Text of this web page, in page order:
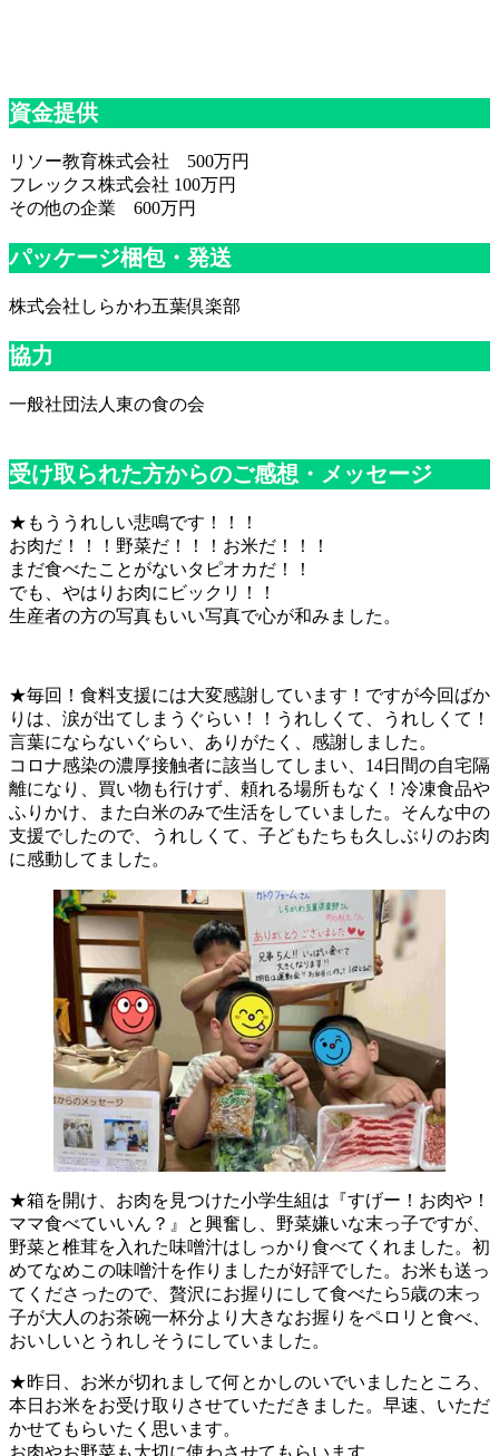
資金提供
リソー教育株式会社 500万円
フレックス株式会社 100万円
その他の企業 600万円
パッケージ梱包・発送
株式会社しらかわ五葉倶楽部
協力
一般社団法人東の食の会
受け取られた方からのご感想・メッセージ
★もううれしい悲鳴です！！！
お肉だ！！！野菜だ！！！お米だ！！！
まだ食べたことがないタピオカだ！！
でも、やはりお肉にビックリ！！
生産者の方の写真もいい写真で心が和みました。
★毎回！食料支援には大変感謝しています！ですが今回ばか
りは、涙が出てしまうぐらい！！うれしくて、うれしくて！
言葉にならないぐらい、ありがたく、感謝しました。
コロナ感染の濃厚接触者に該当してしまい、14日間の自宅隔
離になり、買い物も行けず、頼れる場所もなく！冷凍食品や
ふりかけ、また白米のみで生活をしていました。そんな中の
支援でしたので、うれしくて、子どもたちも久しぶりのお肉
に感動してました。
★箱を開け、お肉を見つけた小学生組は『すげー！お肉や！
ママ食べていいん？』と興奮し、野菜嫌いな末っ子ですが、
野菜と椎茸を入れた味噌汁はしっかり食べてくれました。初
めてなめこの味噌汁を作りましたが好評でした。お米も送っ
てくださったので、贅沢にお握りにして食べたら5歳の末っ
子が大人のお茶碗一杯分より大きなお握りをペロリと食べ、
おいしいとうれしそうにしていました。
★昨日、お米が切れまして何とかしのいでいましたところ、
本日お米をお受け取りさせていただきました。早速、いただ
かせてもらいたく思います。
お肉やお野菜も大切に使わさせてもらいます。